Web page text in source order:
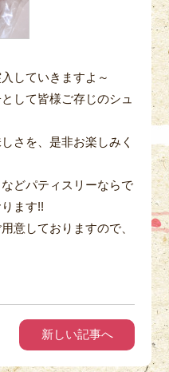
していきますよ～
して皆様ご存じのシュ
さを、是非お楽しみく
どパティスリーならで
ます!!
意しておりますので、
新しい記事へ